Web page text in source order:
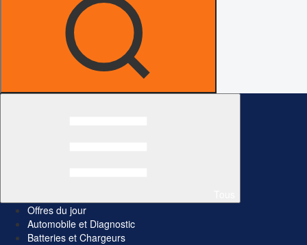
Offres du jour
Automobile et Diagnostic
Batteries et Chargeurs